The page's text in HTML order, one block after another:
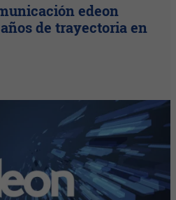
edeon
de trayectoria en